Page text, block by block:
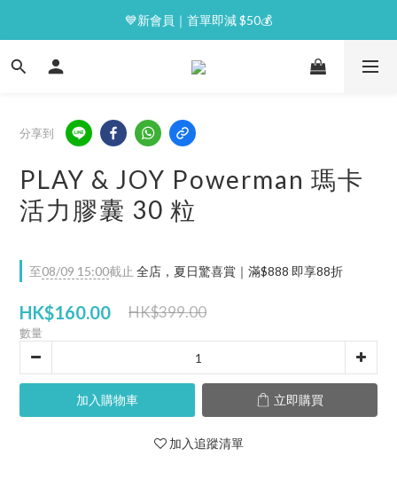
⭐逢星期一malluxe day｜7%購物金回贈
💙新會員｜首單即減 $50💰
⭐逢星期一malluxe day｜7%購物金回贈
分享到
PLAY & JOY Powerman 瑪卡
活力膠囊 30 粒
至08/09 15:00截止 全店，夏日驚喜賞｜滿$888 即享88折
HK$160.00 HK$399.00
數量
加入購物車 立即購買
加入追蹤清單